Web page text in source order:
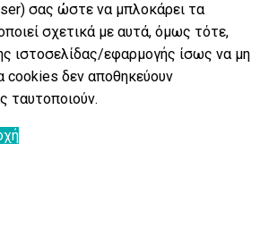
σας ώστε να μπλοκάρει τα
σχετικά με αυτά, όμως τότε,
ιστοσελίδας/εφαρμογής ίσως να μη
cookies δεν αποθηκεύουν
ταυτοποιούν.